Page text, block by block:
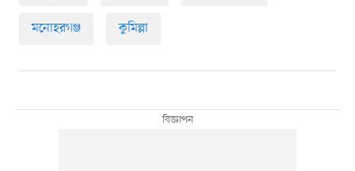
মনোহরগঞ্জ কুমিল্লা